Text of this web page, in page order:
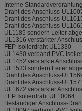
Interne
Draht des Anschluss-
Draht des Anschluss-
Draht des Anschluss-
UL1185 sondern Leiter
UL1316 verstärkter
FEP Isolierdraht UL1330
UL1430 verband PVC
UL1452 verstärkte
UL1533 sondern Leiter
Draht des Anschluss-
Draht des Anschluss-
UL1672 verstärkter
FEP Isolierdraht UL10064
Beständiger Anschluss-